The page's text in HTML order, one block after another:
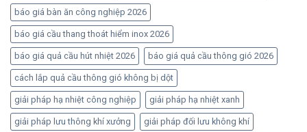
báo giá bàn ăn công nghiệp 2026
báo giá cầu thang thoát hiểm inox 2026
báo giá quả cầu hút nhiệt 2026 báo giá quả cầu thông gió 2026
cách lắp quả cầu thông gió không bị dột
giải pháp hạ nhiệt công nghiệp giải pháp hạ nhiệt xanh
giải pháp lưu thông khí xưởng giải pháp đối lưu không khí